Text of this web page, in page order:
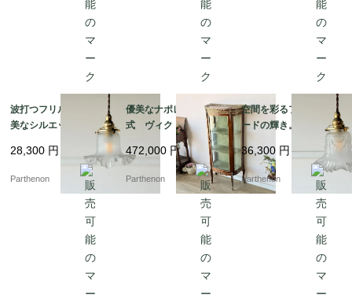
波打つフリルが描く優
美なシルエット。繊細
するフロストガラス・
ペンダントランプ【ls2
28,300 円
Parthenon
優美なナポレオン3世様
式 ヴィクトリア時代
の空気を今に伝えるデ
ィスプレイキャビネッ
ト【9526】
472,000 円
Parthenon
空間を彩るフリルシェ
ードの輝き。優美なガ
ーランド装飾が浮かび
上がるフロストガラ
ス・ペンダントランプ
【ls216-4】
36,300 円
Parthenon